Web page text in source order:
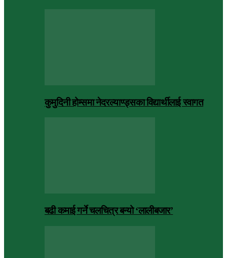
कुमुदिनी होम्समा नेदरल्याण्ड्सका विद्यार्थीलाई स्वागत
बढी कमाई गर्ने चलचित्र बन्यो ‘लालीबजार’